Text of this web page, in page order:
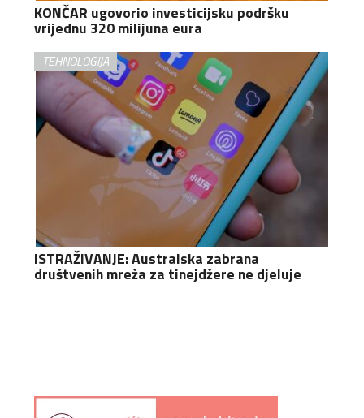
KONČAR ugovorio investicijsku podršku
vrijednu 320 milijuna eura
TEHNOLOGIJA
ISTRAŽIVANJE: Australska zabrana
društvenih mreža za tinejdžere ne djeluje